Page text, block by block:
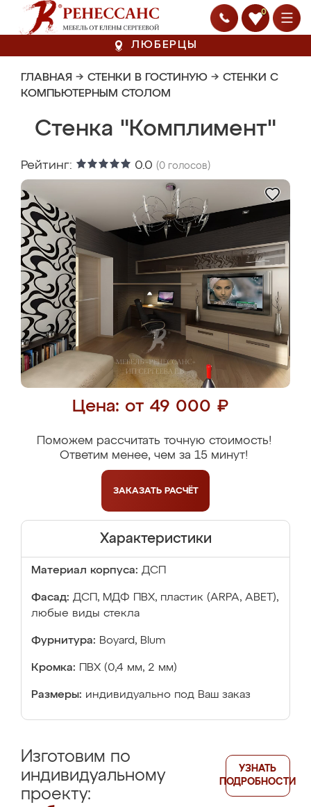
0
ЛЮБЕРЦЫ
ГЛАВНАЯ → СТЕНКИ В ГОСТИНУЮ → СТЕНКИ С
КОМПЬЮТЕРНЫМ СТОЛОМ
Стенка "Комплимент"
Рейтинг: 0.0 (0 голосов)
Цена: от 49 000 ₽
Поможем рассчитать точную стоимость!
Ответим менее, чем за 15 минут!
ЗАКАЗАТЬ РАСЧЁТ
Характеристики
Материал корпуса: ДСП
Фасад: ДСП, МДФ ПВХ, пластик (ARPA, ABET),
любые виды стекла
Фурнитура: Boyard, Blum
Кромка: ПВХ (0,4 мм, 2 мм)
Размеры: индивидуально под Ваш заказ
Изготовим по
индивидуальному
проекту:
УЗНАТЬ
ПОДРОБНОСТИ